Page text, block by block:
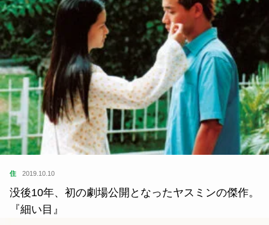
住 2019.10.10
没後10年、初の劇場公開となったヤスミンの傑作。
『細い目』